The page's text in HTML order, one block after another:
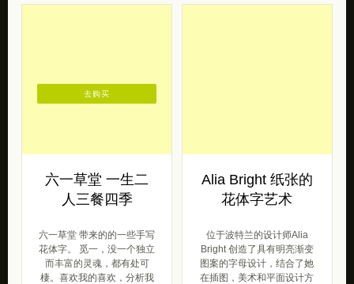
六一草堂 一生二
人三餐四季
六一草堂 带来的的一些手写
花体字。 觅一，没一个独立
而丰富的灵魂，都有处可
棲。喜欢我的喜欢，分析我
去购买
Alia Bright 纸张的
花体字艺术
位于波特兰的设计师Alia
Bright 创造了具有明亮渐变
图案的字母设计，结合了她
在插图，美术和平面设计方